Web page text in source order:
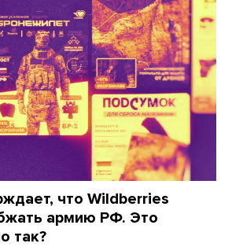
что Wildberries
армию РФ. Это
так?